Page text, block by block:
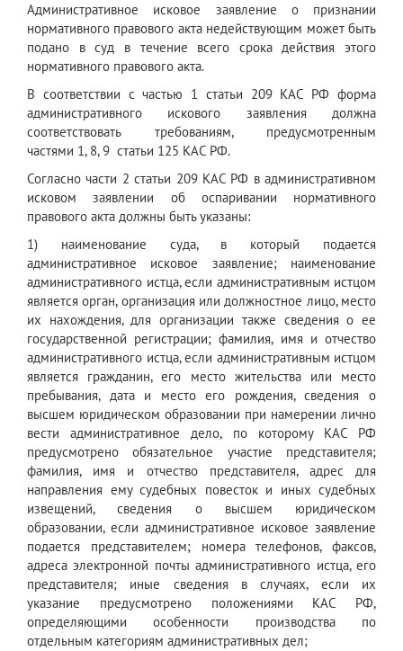
Административное исковое заявление о признании
нормативного правового акта недействующим может быть
подано в суд в течение всего срока действия этого
нормативного правового акта.
В соответствии с частью 1 статьи 209 КАС РФ форма
административного искового заявления должна
соответствовать требованиям, предусмотренным
частями 1, 8, 9 статьи 125 КАС РФ.
Согласно части 2 статьи 209 КАС РФ в административном
исковом заявлении об оспаривании нормативного
правового акта должны быть указаны:
1) наименование суда, в который подается
административное исковое заявление; наименование
административного истца, если административным истцом
является орган, организация или должностное лицо, место
их нахождения, для организации также сведения о ее
государственной регистрации; фамилия, имя и отчество
административного истца, если административным истцом
является гражданин, его место жительства или место
пребывания, дата и место его рождения, сведения о
высшем юридическом образовании при намерении лично
вести административное дело, по которому КАС РФ
предусмотрено обязательное участие представителя;
фамилия, имя и отчество представителя, адрес для
направления ему судебных повесток и иных судебных
извещений, сведения о высшем юридическом
образовании, если административное исковое заявление
подается представителем; номера телефонов, факсов,
адреса электронной почты административного истца, его
представителя; иные сведения в случаях, если их
указание предусмотрено положениями КАС РФ,
определяющими особенности производства по
отдельным категориям административных дел;